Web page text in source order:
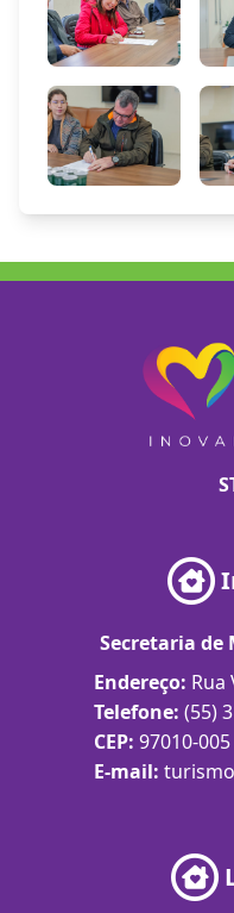
Secretaria de
Endereço: Rua
Telefone: (55)
CEP: 97010-005
E-mail: